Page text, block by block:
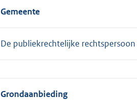
Gemeente
De publiekrechtelijke
Grondaanbieding